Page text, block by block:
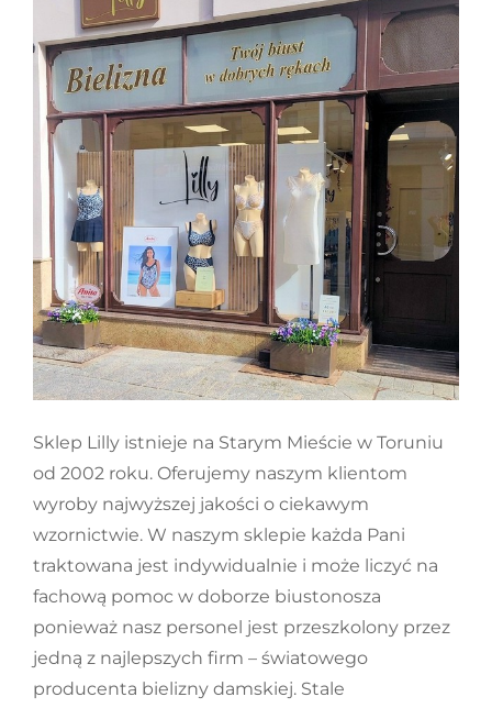
Sklep Lilly istnieje na Starym Mieście w Toruniu
od 2002 roku. Oferujemy naszym klientom
wyroby najwyższej jakości o ciekawym
wzornictwie. W naszym sklepie każda Pani
traktowana jest indywidualnie i może liczyć na
fachową pomoc w doborze biustonosza
ponieważ nasz personel jest przeszkolony przez
jedną z najlepszych firm – światowego
producenta bielizny damskiej. Stale